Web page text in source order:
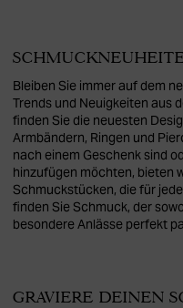
Bleiben Sie immer auf dem
Trends und Neuigkeiten aus
finden Sie die neuesten
Armbändern, Ringen und
nach einem Geschenk sind
hinzufügen möchten, bieten
Schmuckstücken, die für
finden Sie Schmuck, der
besondere Anlässe perfekt
GRAVIERE DEINEN